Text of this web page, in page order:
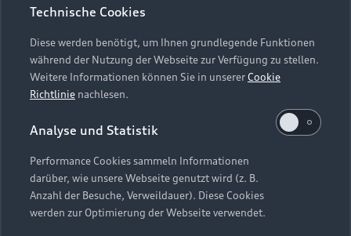
Online-Terminvereinbarung
Servicekontakt
Vertrag widerrufen
Investor Relations
Presse & Media Center
Datenschutz
Audi erleben
Newsletter
Impressum Rechtliches
Hinweisgebersystem
Datenschutzinformation
Cookie-Einstellungen
Cookie-Richtlinie
Barrierefreiheit
Hinweis: Die aktuelle Darstellung und Anordnung der
Embleme am Fahrzeug bei allen Abbildungen auf dieser
Webseite kann abweichen.
Technische Cookies
Diese werden benötigt, um Ihnen grundlegende Funktionen
während der Nutzung der Webseite zur Verfügung zu stellen.
Weitere Informationen können Sie in unsererCookie
Richtlinie nachlesen.
Analyse und Statistik
Performance Cookies sammeln Informationen
darüber, wie unsere Webseite genutzt wird (z. B.
Anzahl der Besuche, Verweildauer). Diese Cookies
werden zur Optimierung der Webseite verwendet.